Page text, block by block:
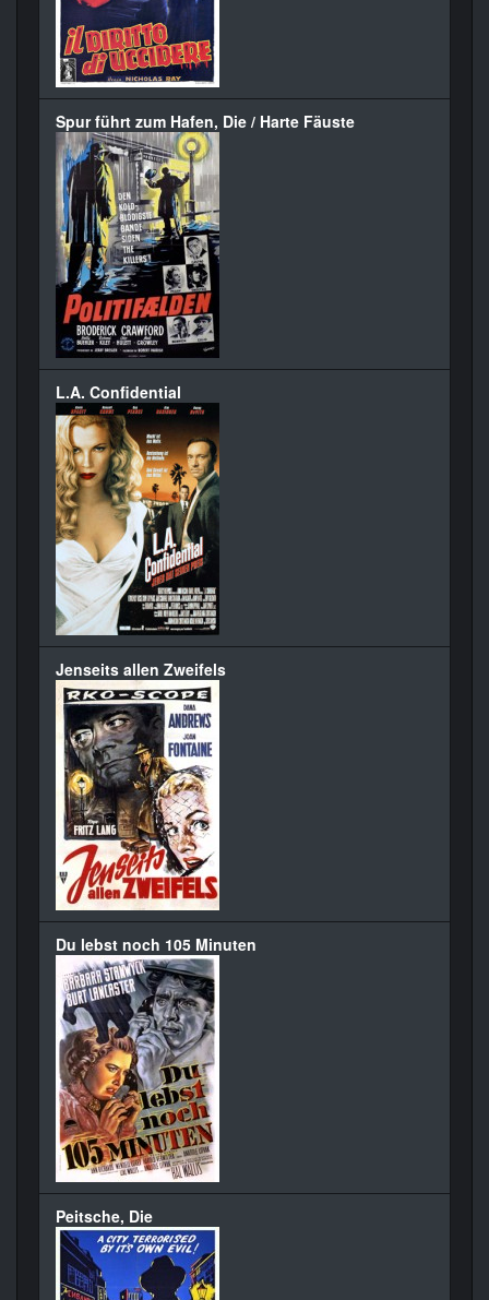
Spur führt zum Hafen, Die / Harte Fäuste
L.A. Confidential
Jenseits allen Zweifels
Du lebst noch 105 Minuten
Peitsche, Die